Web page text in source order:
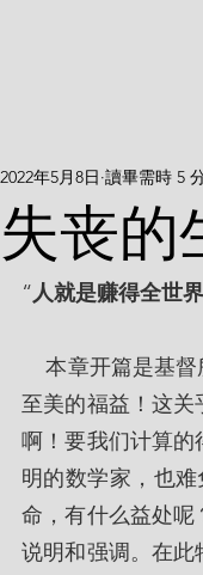
失丧的
2022年5月8日 讀畢需時 5
“人就是赚得全世
    本章开篇是基督所说的话。这话好像战鼓一样，振聋发聩，因为这关乎我们至高
至美的福益！这
啊！要我们计算
明的数学家，也
命，有什么益处呢
说明和强调。在